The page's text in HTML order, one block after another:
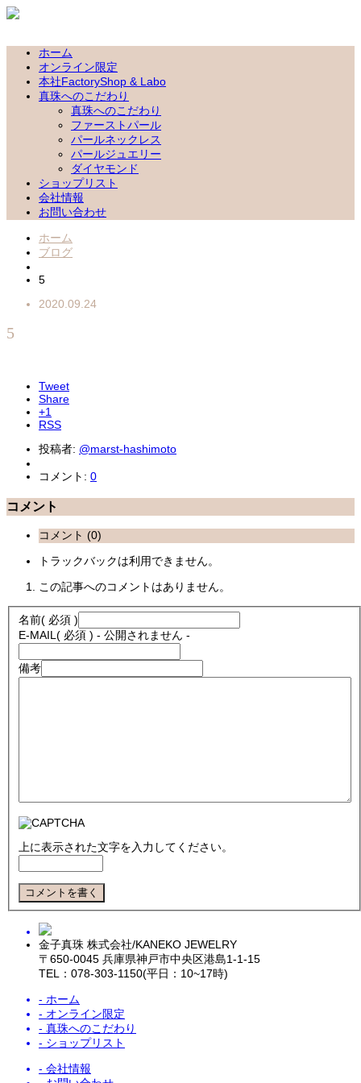
ホーム
オンライン限定
本社FactoryShop & Labo
真珠へのこだわり
真珠へのこだわり
ファーストパール
パールネックレス
パールジュエリー
ダイヤモンド
ショップリスト
会社情報
お問い合わせ
ホーム
ブログ
5
2020.09.24
5
Tweet
Share
+1
RSS
投稿者: @marst-hashimoto
コメント: 0
コメント
コメント (0)
トラックバックは利用できません。
この記事へのコメントはありません。
名前( 必須 )
E-MAIL ( 必須 ) - 公開されません -
備考
上に表示された文字を入力してください。
金子真珠 株式会社/KANEKO JEWELRY
〒650-0045 兵庫県神戸市中央区港島1-1-15
TEL：078-303-1150(平日：10~17時)
- ホーム
- オンライン限定
- 真珠へのこだわり
- ショップリスト
- 会社情報